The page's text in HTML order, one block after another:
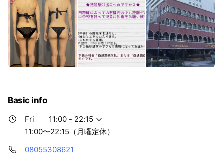
Basic info
Fri
11:00 - 22:15
11:00〜22:15（月曜定休）
08055308621